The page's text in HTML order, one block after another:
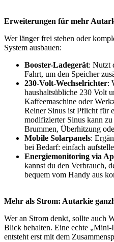
Erweiterungen für mehr
Wer länger frei stehen oder
System ausbauen:
Booster-Ladegerät: Nutzt
Fahrt, um den Speicher
230-Volt-Wechselrichter:
haushaltsübliche 230 Volt
Kaffeemaschine oder
Reiner Sinus ist Pflicht für
modifizierter Sinus kann
Brummen, Überhitzung
Mobile Solarpanels:
bei Bedarf: einfach
Energiemonitoring via
kannst du den Verbrauch,
bequem vom Handy aus
Mehr als Strom: Autarkie
Wer an Strom denkt, sollte auch
Blick behalten. Eine echte
entsteht erst mit dem